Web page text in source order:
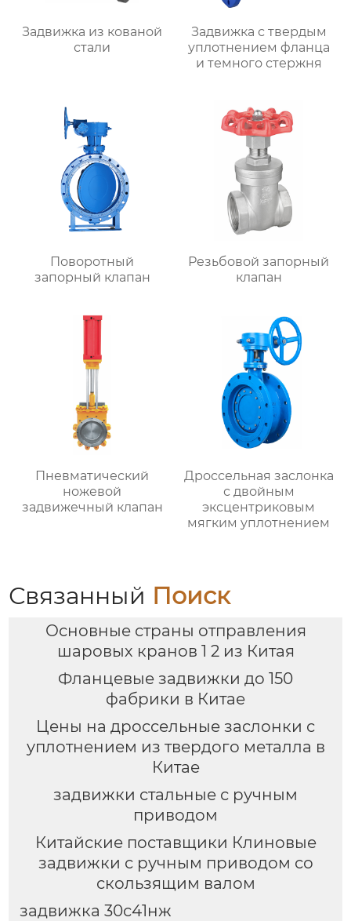
Задвижка из кованой
стали
Задвижка с твердым
уплотнением фланца
и темного стержня
Поворотный
запорный клапан
Резьбовой запорный
клапан
Пневматический
ножевой
задвижечный клапан
Дроссельная заслонка
с двойным
эксцентриковым
мягким уплотнением
Связанный Поиск
Основные страны отправления
шаровых кранов 1 2 из Китая
Фланцевые задвижки до 150
фабрики в Китае
Цены на дроссельные заслонки с
уплотнением из твердого металла в
Китае
задвижки стальные с ручным
приводом
Китайские поставщики Клиновые
задвижки с ручным приводом со
скользящим валом
задвижка 30с41нж